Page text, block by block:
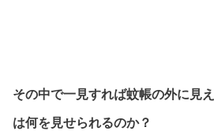
その中で一見すれば蚊帳の外に見
は何を見せられるのか？